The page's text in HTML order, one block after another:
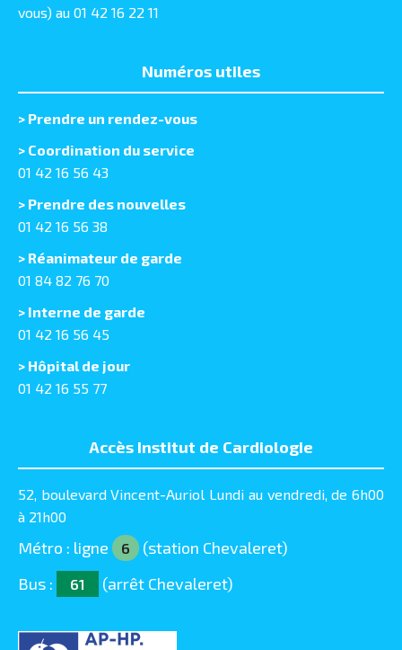
vous) au 01 42 16 22 11
Numéros utiles
> Prendre un rendez-vous
> Coordination du service
01 42 16 56 43
> Prendre des nouvelles
01 42 16 56 38
> Réanimateur de garde
01 84 82 76 70
> Interne de garde
01 42 16 56 45
> Hôpital de jour
01 42 16 55 77
Accès Institut de Cardiologie
52, boulevard Vincent-Auriol Lundi au vendredi, de 6h00
à 21h00
Métro : ligne 6
(station Chevaleret)
Bus :
61 (arrêt Chevaleret)